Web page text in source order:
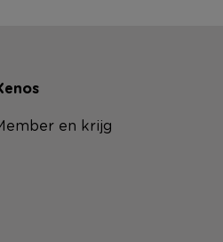
en krijg